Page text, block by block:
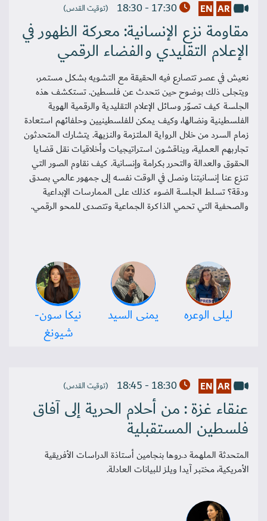
AR
EN
17:30 - 18:30 (توقيت القدس)
مقاومة نزع الإنسانية: معركة الظهور في
الإعلام التقليدي والفضاء الرقمي
نعيش في عصر تتصارع فيه الحقيقة مع التشويه بشكل مستمر،
ويتجلى ذلك بوضوح حين نتحدث عن فلسطين. تستكشف هذه
الجلسة كيف تصوّر وسائل الإعلام التقليدية والرقمية الهوية
الفلسطينية ونضالها، وكيف يمكن للفلسطينيين وحلفائهم استعادة
زمام السرد من خلال الرواية الملتزمة والنزيهة. يتشارك المتحدثون
تجاربهم العملية، ويناقشون استراتيجيات وأخلاقيات نقل قضايا
الحقوق والعدالة والتحرر بكرامة وإنسانية. كيف نقاوم الصور التي
تنزع عنا إنسانيتنا ونصل في الوقت نفسه إلى جمهور عالمي بصدق
ودقة؟ تسلط الجلسة الضوء كذلك على الممارسات الإبداعية
والصحفية التي تحمي الذاكرة الجماعية وتتصدى للمحو الرقمي.
ليلى الوعره يمنى السيد
نيكا سون-
شيونغ
AR
EN
18:30 - 18:45 (توقيت القدس)
عنقاء غزة : من أحلام الحرية إلى آفاق
فلسطين المستقبلية
المتحدثة الملهمة د.روها بنجامين أستاذة الدراسات الأفريقية
الأمريكية، مختبر آيدا ويلز للبيانات العادلة.